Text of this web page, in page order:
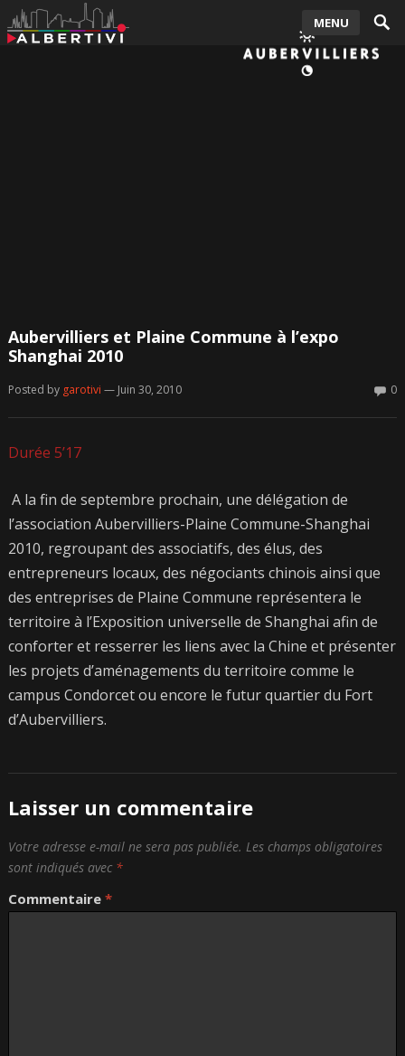
MENU
Aubervilliers et Plaine Commune à l’expo
Shanghai 2010
Posted by garotivi — Juin 30, 2010 0
Durée 5’17
A la fin de septembre prochain, une délégation de
l’association Aubervilliers-Plaine Commune-Shanghai
2010, regroupant des associatifs, des élus, des
entrepreneurs locaux, des négociants chinois ainsi que
des entreprises de Plaine Commune représentera le
territoire à l’Exposition universelle de Shanghai afin de
conforter et resserrer les liens avec la Chine et présenter
les projets d’aménagements du territoire comme le
campus Condorcet ou encore le futur quartier du Fort
d’Aubervilliers.
Laisser un commentaire
Votre adresse e-mail ne sera pas publiée. Les champs obligatoires
sont indiqués avec *
Commentaire *